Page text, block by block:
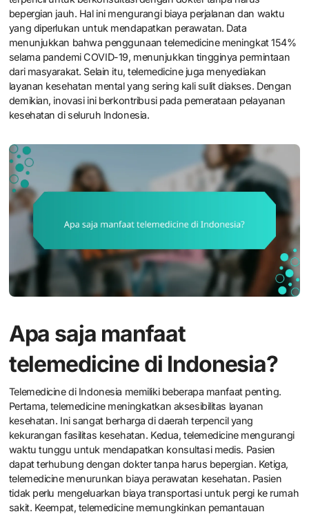
bepergian jauh. Hal ini mengurangi biaya perjalanan dan waktu
yang diperlukan untuk mendapatkan perawatan. Data
menunjukkan bahwa penggunaan telemedicine meningkat 154%
selama pandemi COVID-19, menunjukkan tingginya permintaan
dari masyarakat. Selain itu, telemedicine juga menyediakan
layanan kesehatan mental yang sering kali sulit diakses. Dengan
demikian, inovasi ini berkontribusi pada pemerataan pelayanan
kesehatan di seluruh Indonesia.
Apa saja manfaat
telemedicine di Indonesia?
Telemedicine di Indonesia memiliki beberapa manfaat penting.
Pertama, telemedicine meningkatkan aksesibilitas layanan
kesehatan. Ini sangat berharga di daerah terpencil yang
kekurangan fasilitas kesehatan. Kedua, telemedicine mengurangi
waktu tunggu untuk mendapatkan konsultasi medis. Pasien
dapat terhubung dengan dokter tanpa harus bepergian. Ketiga,
telemedicine menurunkan biaya perawatan kesehatan. Pasien
tidak perlu mengeluarkan biaya transportasi untuk pergi ke rumah
sakit. Keempat, telemedicine memungkinkan pemantauan